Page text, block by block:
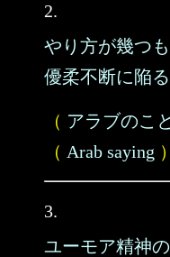
2.
やり方が幾つ
優柔不断に陥る
（ アラブのこ
（ Arab saying ）
3.
ユーモア精神の